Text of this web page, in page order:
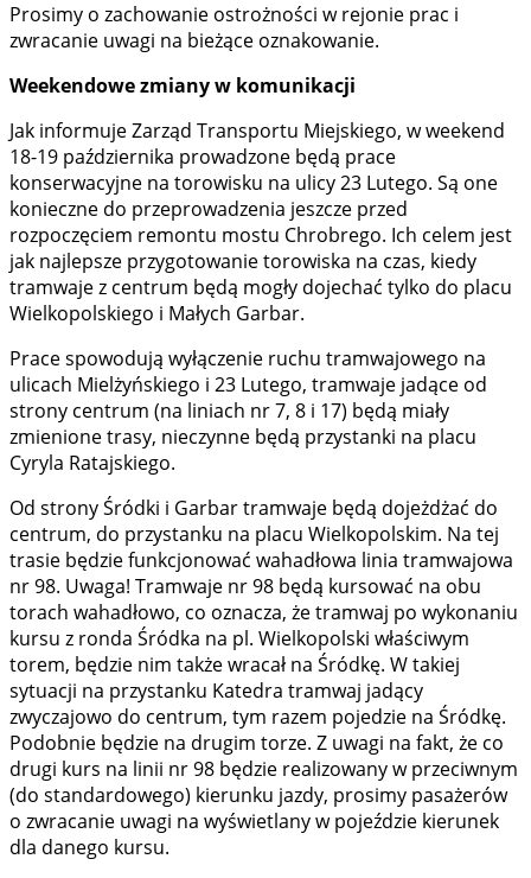
Prosimy o zachowanie ostrożności w rejonie prac i
zwracanie uwagi na bieżące oznakowanie.
Weekendowe zmiany w komunikacji
Jak informuje Zarząd Transportu Miejskiego, w weekend
18-19 października prowadzone będą prace
konserwacyjne na torowisku na ulicy 23 Lutego. Są one
konieczne do przeprowadzenia jeszcze przed
rozpoczęciem remontu mostu Chrobrego. Ich celem jest
jak najlepsze przygotowanie torowiska na czas, kiedy
tramwaje z centrum będą mogły dojechać tylko do placu
Wielkopolskiego i Małych Garbar.
Prace spowodują wyłączenie ruchu tramwajowego na
ulicach Mielżyńskiego i 23 Lutego, tramwaje jadące od
strony centrum (na liniach nr 7, 8 i 17) będą miały
zmienione trasy, nieczynne będą przystanki na placu
Cyryla Ratajskiego.
Od strony Śródki i Garbar tramwaje będą dojeżdżać do
centrum, do przystanku na placu Wielkopolskim. Na tej
trasie będzie funkcjonować wahadłowa linia tramwajowa
nr 98. Uwaga! Tramwaje nr 98 będą kursować na obu
torach wahadłowo, co oznacza, że tramwaj po wykonaniu
kursu z ronda Śródka na pl. Wielkopolski właściwym
torem, będzie nim także wracał na Śródkę. W takiej
sytuacji na przystanku Katedra tramwaj jadący
zwyczajowo do centrum, tym razem pojedzie na Śródkę.
Podobnie będzie na drugim torze. Z uwagi na fakt, że co
drugi kurs na linii nr 98 będzie realizowany w przeciwnym
(do standardowego) kierunku jazdy, prosimy pasażerów
o zwracanie uwagi na wyświetlany w pojeździe kierunek
dla danego kursu.